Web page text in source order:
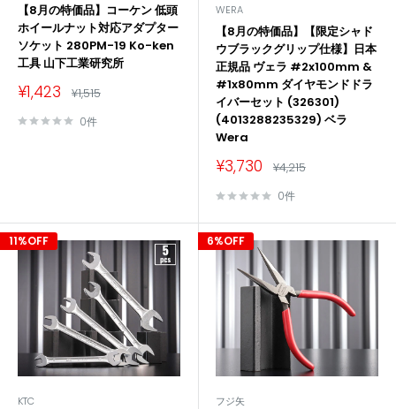
【8月の特価品】コーケン 低頭
ホイールナット対応アダプター
ソケット 280PM-19 Ko-ken
工具 山下工業研究所
販
売
価
¥1,423 通
常
価
格
¥1,515
0件
WERA
【8月の特価品】【限定シャド
ウブラックグリップ仕様】日本
正規品 ヴェラ #2x100mm &
#1x80mm ダイヤモンドドラ
イバーセット (326301)
(4013288235329) ベラ
Wera
販
価
¥3,730 通
価
格
¥4,215
0件
11%OFF
KTC
6%OFF
フジ矢